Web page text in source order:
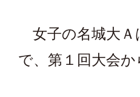
女子の名城大Ａ
で、第１回大会